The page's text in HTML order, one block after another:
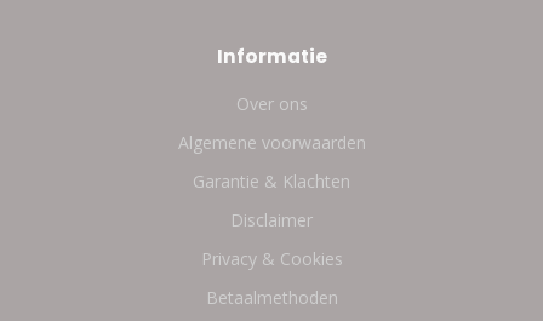
Informatie
Over ons
Algemene voorwaarden
Garantie & Klachten
Disclaimer
Privacy & Cookies
Betaalmethoden